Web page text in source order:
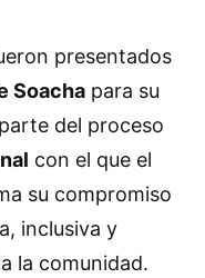
presentados
Soacha para su
del proceso
con el que el
su compromiso
inclusiva y
la comunidad.